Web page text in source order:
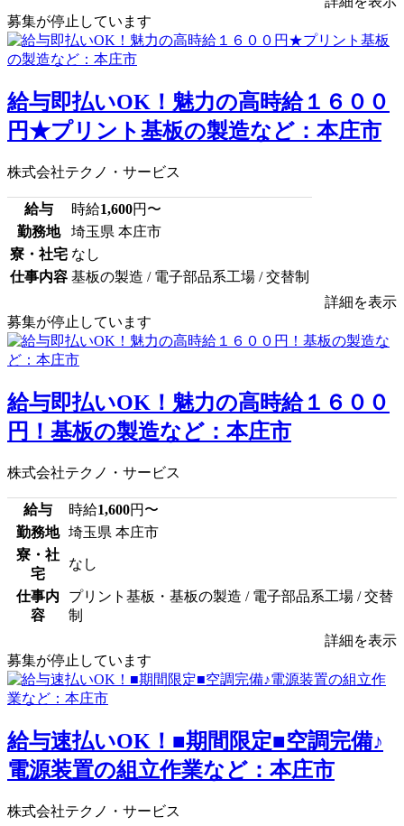
募集が停止しています
給与即払いOK！魅力の高時給１６００
円★プリント基板の製造など：本庄市
株式会社テクノ・サービス
給与 時給1,600円〜
勤務地
埼玉県 本庄市
寮・社宅 なし
仕事内容 基板の製造 / 電子部品系工場 / 交替制
詳細を表示
募集が停止しています
給与即払いOK！魅力の高時給１６００
円！基板の製造など：本庄市
株式会社テクノ・サービス
給与 時給1,600円〜
勤務地
埼玉県 本庄市
寮・社
宅
なし
仕事内
容
プリント基板・基板の製造 / 電子部品系工場 / 交替
制
詳細を表示
募集が停止しています
給与速払いOK！■期間限定■空調完備♪
電源装置の組立作業など：本庄市
株式会社テクノ・サービス